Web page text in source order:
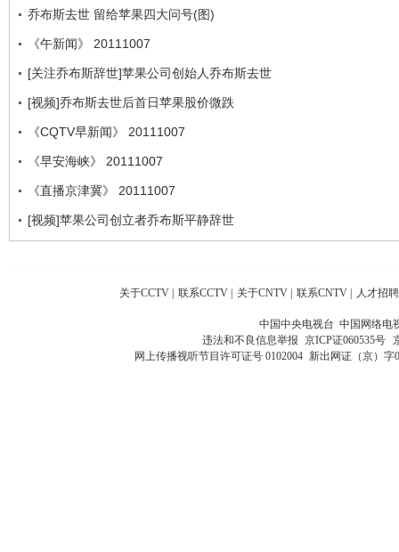
乔布斯去世 留给苹果四大问号(图)
《午新闻》 20111007
[关注乔布斯辞世]苹果公司创始人乔布斯去世
[视频]乔布斯去世后首日苹果股价微跌
《CQTV早新闻》 20111007
《早安海峡》 20111007
《直播京津冀》 20111007
[视频]苹果公司创立者乔布斯平静辞世
关于CCTV | 联系CCTV | 关于CNTV | 联系CNTV | 人才招聘
中国中央电视台 中国网络电
违法和不良信息举报 京ICP证060535号
网上传播视听节目许可证号 0102004 新出网证（京）